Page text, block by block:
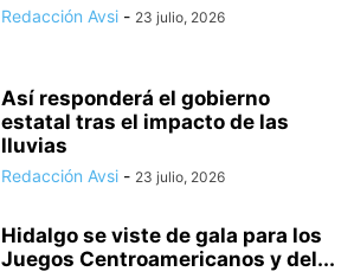
Redacción Avsi - 23 julio, 2026
Así responderá el gobierno
estatal tras el impacto de las
lluvias
Redacción Avsi - 23 julio, 2026
Hidalgo se viste de gala para los
Juegos Centroamericanos y del...